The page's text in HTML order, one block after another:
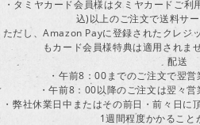
・タミヤカード会員様はタミヤカードご
込)以上のご注文で送料サー
ただし、Amazon Payに登録されたクレジ
もカード会員様特典は適用されま
配送
・午前8：00までのご注文で翌営
・午前8：00以降のご注文は翌々営
・弊社休業日中またはその前日・前々日に
1週間程度かかること